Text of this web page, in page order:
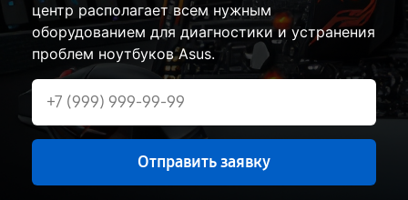
центр располагает всем нужным
оборудованием для диагностики и устранения
проблем ноутбуков Asus.
Отправить заявку